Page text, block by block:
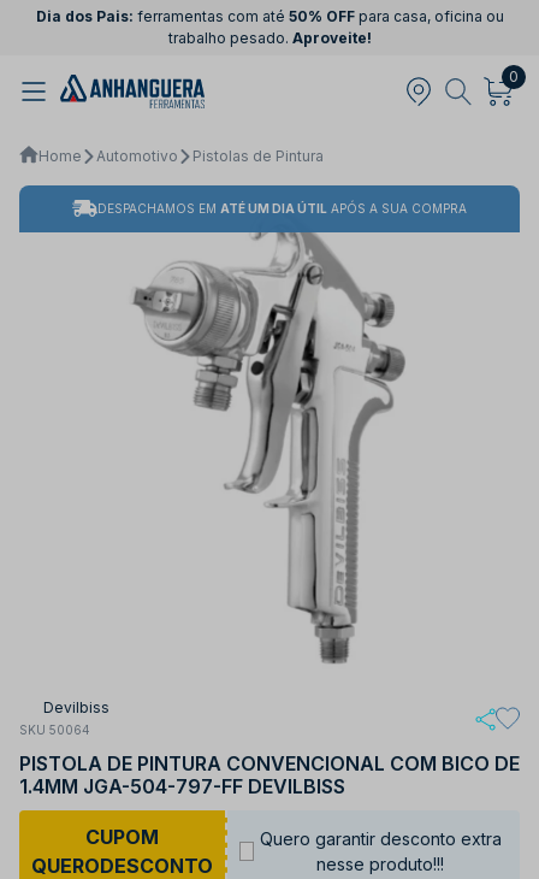
Dia dos Pais: ferramentas com até 50% OFFpara casa, oficina ou
trabalho pesado. Aproveite!
0
Home Automotivo Pistolas de Pintura
DESPACHAMOS EM ATÉ UM DIA ÚTIL APÓS A SUA COMPRA
Devilbiss
SKU 50064
PISTOLA DE PINTURA CONVENCIONAL COM BICO DE
1.4MM JGA-504-797-FF DEVILBISS
CUPOM
QUERODESCONTO
Quero garantir desconto extra
nesse produto!!!